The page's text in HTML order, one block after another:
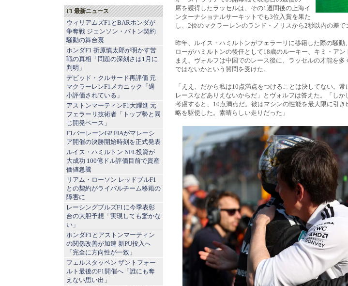
席を獲得したラッセルは、その1週間後の上海イ
ンターナショナルサーキットでも3位入賞を果た
し、2位のマクラーレンのランド・ノリスから2秒以内の差で
昨年、ルイス・ハミルトンがフェラーリに移籍した際の騒動
ローがハミルトンの後任として18歳のルーキー、キミ・ア
まえ、ヴォルフは中国でのレース後に、ラッセルの才能を
ではないかという質問を受けた。
「ええ、だから私は10点満点をつけることは決してない。
レースなどありえないからだ」とヴォルフは答えた。「し
考慮すると、10点満点だ。彼はマシンの性能を最大限に引
略を駆使した。素晴らしい走りだった」
F1 最新ニュース
ウィリアムズF1とBARホンダが
争奪戦 ジェンソン・バトン契約
騒動の舞台裏
ホンダF1 折原慎太郎が明かす苦
戦の真相「問題の深刻さは1月に
判明」
デビッド・クルサード再評価 元
マクラーレンF1メカニック「過
小評価されている」
アストンマーティンF1大躍進 元
フェラーリ技術者「トップ勢と同
じ開発ペース」
F1バーレーンGP FIAがマレーシ
ア開催の決勝開始時刻を正式発表
ルイス・ハミルトン NFL投資が
大成功 100億ドル評価目前で資産
価値急騰
リアム・ローソン レッドブルF1
との契約がライバルチーム移籍の
障害に
レーシングブルズF1に今季表彰
台の大胆予想「実現しても驚かな
い」
ホンダF1とアストンマーティン
の関係改善が加速 新PU投入へ
「完全に方向性が一致」
フェルスタッペン ザントフォー
ルト最後のF1開催へ「誰にも奪
えない思い出」